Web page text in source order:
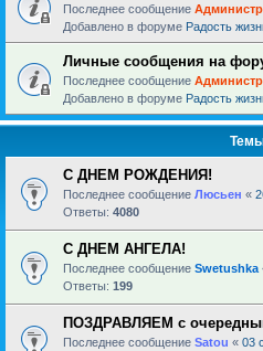
Последнее сообщение
Добавлено в форуме Радость
Личные сообщения на
Последнее сообщение
Добавлено в форуме Радость
С ДНЕМ РОЖДЕНИЯ!
Последнее сообщение Люсьен «
Ответы: 4080
С ДНЕМ АНГЕЛА!
Последнее сообщение Swetushka
Ответы: 199
ПОЗДРАВЛЯЕМ с
Последнее сообщение Satou « 03